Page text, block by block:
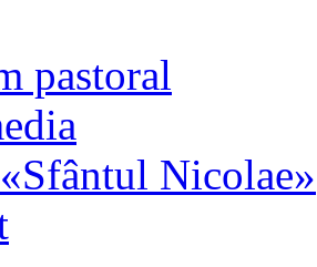
pastoral
Nicolae»